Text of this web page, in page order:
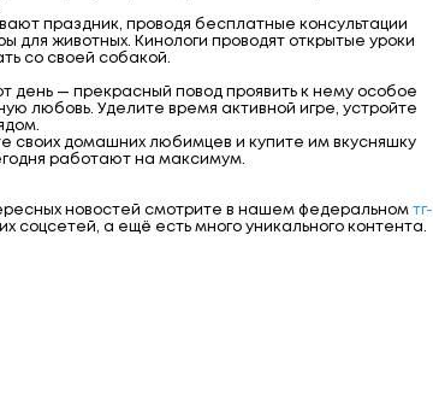
праздник, проводя бесплатные консультации
для животных. Кинологи проводят открытые уроки
со своей собакой.
день — прекрасный повод проявить к нему особое
любовь. Уделите время активной игре, устройте
своих домашних любимцев и купите им вкусняшку
работают на максимум.
новостей смотрите в нашем федеральном тг-
соцсетей, а ещё есть много уникального контента.